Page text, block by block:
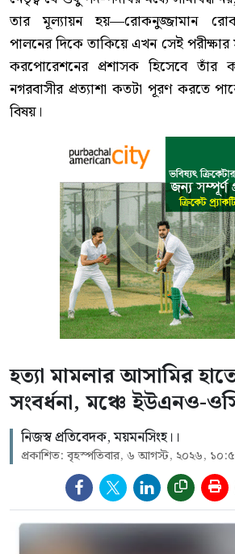
তার মূল্যায়ন হয়—রোকনুজ্জামান
পালনের দিকে তাকিয়ে এখন সেই
করপোরেশনের প্রশাসক হিসেবে তাঁর
নগরবাসীর প্রত্যাশা কতটা পূরণ করতে
বিষয়।
হত্যা মামলার আসামির
সংবর্ধনা, মঞ্চে ইউএনও-
নিজস্ব প্রতিবেদক, ময়মনসিংহ।।
প্রকাশিত: বৃহস্পতিবার, ৬ আগস্ট, ২০২৬,